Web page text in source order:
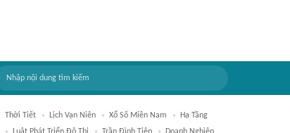
Thời Tiết Lịch Vạn Niên Xổ Số Miền Nam
Hạ Tầng